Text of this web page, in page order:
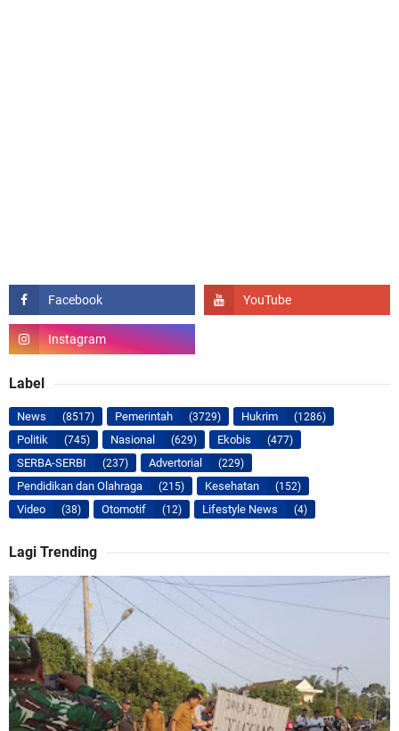
Label
News (8517) Pemerintah (3729) Hukrim (1286)
Politik (745) Nasional (629) Ekobis (477)
SERBA-SERBI (237) Advertorial (229)
Pendidikan dan Olahraga (215) Kesehatan (152)
Video (38) Otomotif (12) Lifestyle News (4)
Lagi Trending